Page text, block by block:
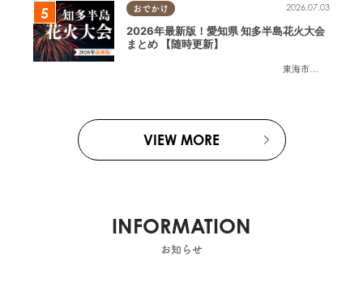
おでかけ
東海市
,大府市
2026.07.03
2026年最新版！愛知県 知多半島花火大会
まとめ 【随時更新】
VIEW MORE
INFORMATION
お知らせ